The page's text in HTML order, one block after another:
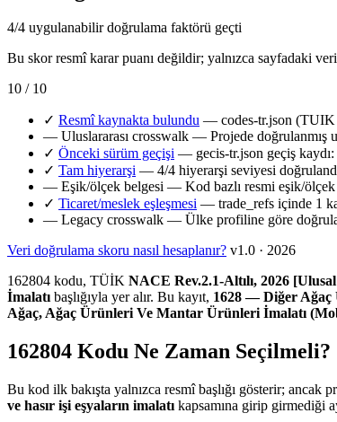
4/4 uygulanabilir doğrulama faktörü geçti
Bu skor resmî karar puanı değildir; yalnızca sayfadaki
10 / 10
✓ Resmî kaynakta bulundu — codes-tr.json (TUIK
— Uluslararası crosswalk — Projede doğrulanmış
✓ Önceki sürüm geçişi — gecis-tr.json geçiş
✓ Tam hiyerarşi — 4/4 hiyerarşi seviyesi
— Eşik/ölçek belgesi — Kod bazlı resmi eşik/ölçek
✓ Ticaret/meslek eşleşmesi — trade_refs içinde 1
— Legacy crosswalk — Ülke profiline göre
Veri doğrulama skoru nasıl hesaplanır? v1.0 · 2026
162804 kodu, TÜİK NACE Rev.2.1-Altılı, 2026 [Ulusal
İmalatıbaşlığıyla yer alır. Bu kayıt, 1628 — Diğer Ağaç
Ağaç, Ağaç Ürünleri Ve Mantar Ürünleri İmalatı
162804 Kodu Ne Zaman Seçilmeli?
Bu kod ilk bakışta yalnızca resmî başlığı gösterir; ancak
ve hasır işi eşyaların imalatı kapsamına girip girmediği